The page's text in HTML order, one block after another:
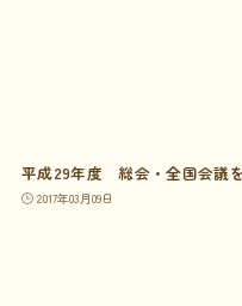
平成29年度 総会・全国会議
2017年03月09日